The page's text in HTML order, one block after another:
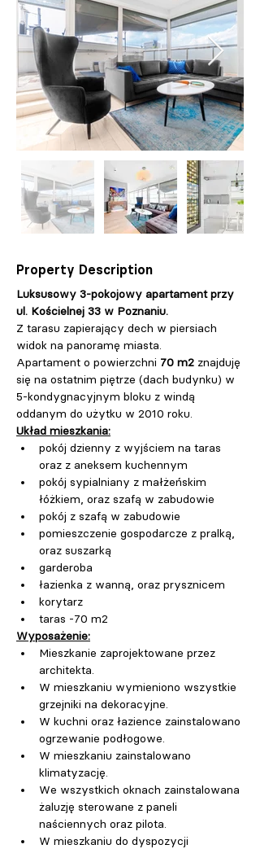
Property Description
Luksusowy 3-pokojowy apartament przy
ul. Kościelnej 33 w Poznaniu.
Z tarasu zapierający dech w piersiach
widok na panoramę miasta.
Apartament o powierzchni 70 m2 znajduję
się na ostatnim piętrze (dach budynku) w
5-kondygnacyjnym bloku z windą
oddanym do użytku w 2010 roku.
Układ mieszkania:
pokój dzienny z wyjściem na taras
oraz z aneksem kuchennym
pokój sypialniany z małżeńskim
łóżkiem, oraz szafą w zabudowie
pokój z szafą w zabudowie
pomieszczenie gospodarcze z pralką,
oraz suszarką
garderoba
łazienka z wanną, oraz prysznicem
korytarz
taras -70 m2
Wyposażenie:
Mieszkanie zaprojektowane przez
architekta.
W mieszkaniu wymieniono wszystkie
grzejniki na dekoracyjne.
W kuchni oraz łazience zainstalowano
ogrzewanie podłogowe.
W mieszkaniu zainstalowano
klimatyzację.
We wszystkich oknach zainstalowana
żaluzję sterowane z paneli
naściennych oraz pilota.
W mieszkaniu do dyspozycji